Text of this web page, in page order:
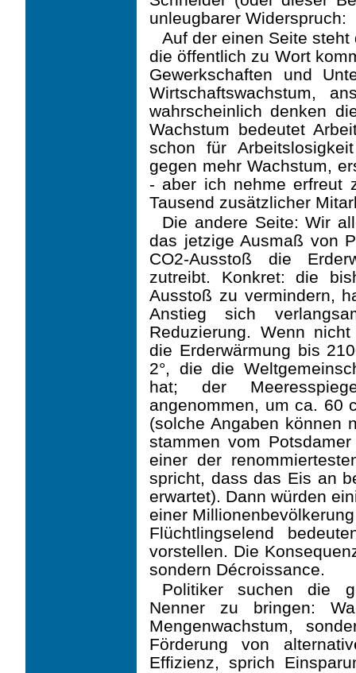
unleugbarer Widerspruch:
Auf der einen Seite
die öffentlich zu Wort
Gewerkschaften und
Wirtschaftswachstum,
wahrscheinlich denken
Wachstum bedeutet
schon für
gegen mehr Wachstum,
- aber ich nehme erfreut
Tausend zusätzlicher
Die andere Seite: Wir
das jetzige Ausmaß von
CO2-Ausstoß die
zutreibt. Konkret: die
Ausstoß zu vermindern,
Anstieg sich
Reduzierung. Wenn
die Erderwärmung bis
2°, die die
hat; der
angenommen, um ca. 60
(solche Angaben können
stammen vom
einer der
spricht, dass das Eis an
erwartet). Dann würden
einer
Flüchtlingselend
vorstellen. Die
sondern Décroissance.
Politiker suchen die
Nenner zu bringen:
Mengenwachstum,
Förderung von
Effizienz, sprich